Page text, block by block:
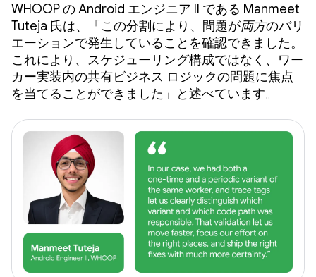
WHOOP の Android エンジニア II である Manmeet
Tuteja 氏は、「この分割により、問題が両方のバリ
エーションで発生していることを確認できました。
これにより、スケジューリング構成ではなく、ワー
カー実装内の共有ビジネス ロジックの問題に焦点
を当てることができました」と述べています。